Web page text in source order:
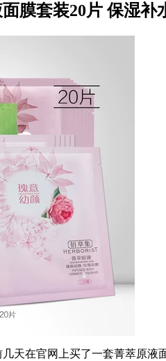
膜套装20片 保湿补
天在官网上买了一套菁萃原